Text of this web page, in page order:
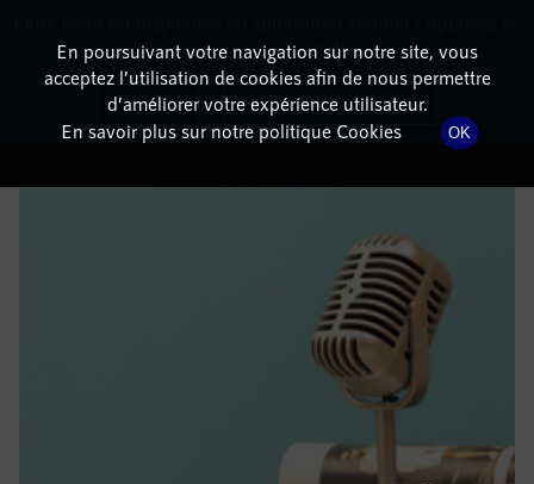
DÉTAILS DE L'ÉPISODE
11 mars 2023à 15h59, durée : Invalid date
En poursuivant votre navigation sur notre site, vous
acceptez l’utilisation de cookies afin de nous permettre
d’améliorer votre expérience utilisateur.
En savoir plus sur notre politique Cookies
OK
dessous pour l'installer.
Non merci Télécharger l'application